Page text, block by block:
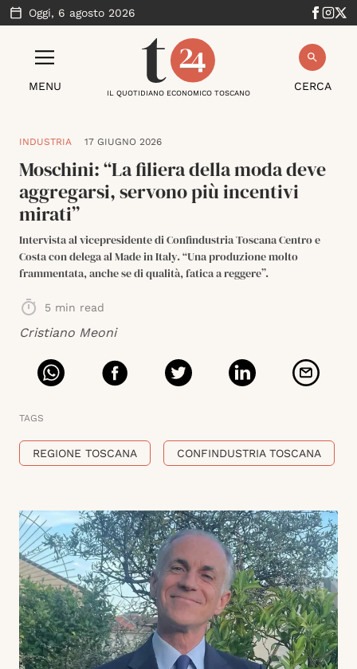
Oggi, 6 agosto 2026
MENU CERCA
IL QUOTIDIANO ECONOMICO TOSCANO
INDUSTRIA 17 GIUGNO 2026
Moschini: “La filiera della moda deve
aggregarsi, servono più incentivi
mirati”
Intervista al vicepresidente di Confindustria Toscana Centro e
Costa con delega al Made in Italy. “Una produzione molto
frammentata, anche se di qualità, fatica a reggere”.
5 min read
Cristiano Meoni
TAGS
REGIONE TOSCANA CONFINDUSTRIA TOSCANA